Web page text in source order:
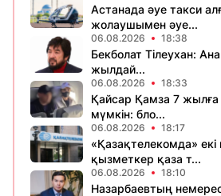
Астанада әуе такси
жолаушымен әуе...
06.08.2026 18:38
Бекболат Тілеухан:
жылдай...
06.08.2026 18:33
Қайсар Қамза 7 жылға
мүмкін: бло...
06.08.2026 18:17
«Қазақтелекомда» екі
қызметкер қаза т...
06.08.2026 18:10
Назарбаевтың